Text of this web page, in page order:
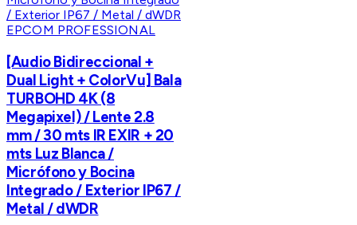
EPCOM PROFESSIONAL
[Audio Bidireccional +
Dual Light + ColorVu] Bala
TURBOHD 4K (8
Megapixel) / Lente 2.8
mm / 30 mts IR EXIR + 20
mts Luz Blanca /
Micrófono y Bocina
Integrado / Exterior IP67 /
Metal / dWDR